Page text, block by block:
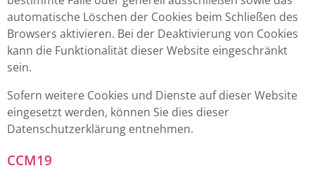
automatische Löschen der Cookies beim Schließen des
Browsers aktivieren. Bei der Deaktivierung von Cookies
kann die Funktionalität dieser Website eingeschränkt
sein.
Sofern weitere Cookies und Dienste auf dieser Website
eingesetzt werden, können Sie dies dieser
Datenschutzerklärung entnehmen.
CCM19